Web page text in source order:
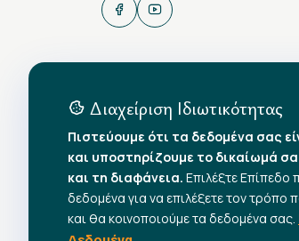
Διαχείριση Ιδιωτικότητας
Πιστεύουμε ότι τα δεδομένα σας
και υποστηρίζουμε το δικαίωμά
και τη διαφάνεια. Επιλέξτε
δεδομένα για να επιλέξετε τον τρόπο
και θα κοινοποιούμε τα δεδομένα σας.